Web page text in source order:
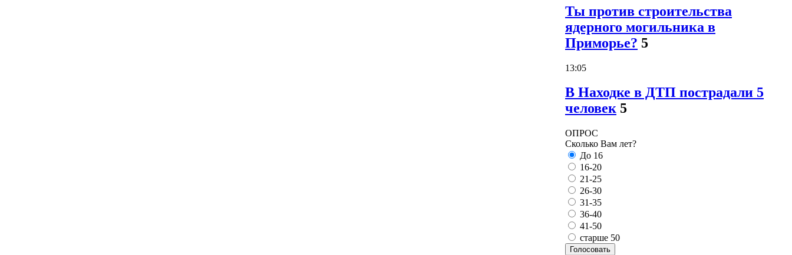
Ты против строительства
ядерного могильника в
Приморье? 5
13:05
В Находке в ДТП пострадали 5
человек 5
ОПРОС
Сколько Вам лет?
До 16
16-20
21-25
26-30
31-35
36-40
41-50
старше 50
Голосовать